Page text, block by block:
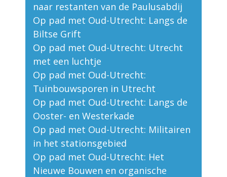
naar restanten van de Paulusabdij
Op pad met Oud-Utrecht: Langs de
Biltse Grift
Op pad met Oud-Utrecht: Utrecht
met een luchtje
Op pad met Oud-Utrecht:
Tuinbouwsporen in Utrecht
Op pad met Oud-Utrecht: Langs de
Ooster- en Westerkade
Op pad met Oud-Utrecht: Militairen
in het stationsgebied
Op pad met Oud-Utrecht: Het
Nieuwe Bouwen en organische